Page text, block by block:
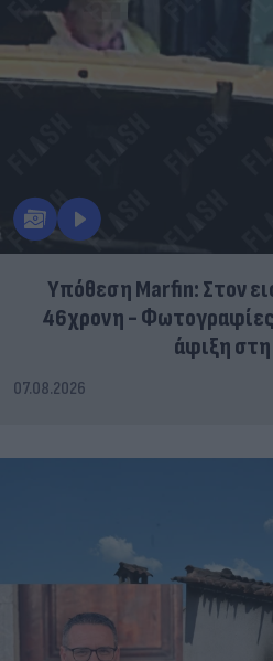
Υπόθεση Marfin: Στον
46χρονη - Φωτογραφίες
άφιξη
07.08.2026